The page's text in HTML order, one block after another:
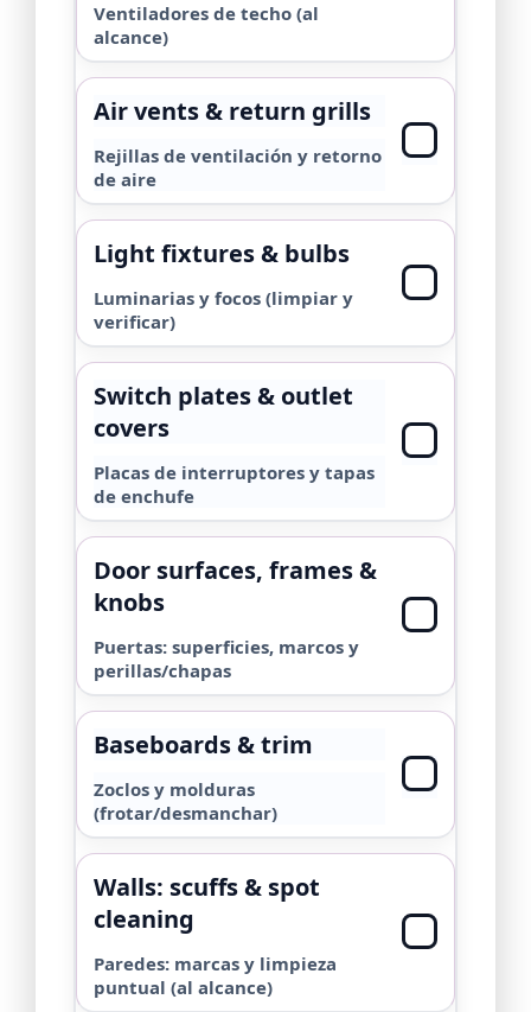
Ventiladores de techo (al
alcance)
Air vents & return grills
Rejillas de ventilación y retorno
de aire
Light fixtures & bulbs
Luminarias y focos (limpiar y
verificar)
Switch plates & outlet
covers
Placas de interruptores y tapas
de enchufe
Door surfaces, frames &
knobs
Puertas: superficies, marcos y
perillas/chapas
Baseboards & trim
Zoclos y molduras
(frotar/desmanchar)
Walls: scuffs & spot
cleaning
Paredes: marcas y limpieza
puntual (al alcance)